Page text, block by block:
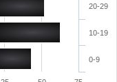
0-9
10-19
20-29